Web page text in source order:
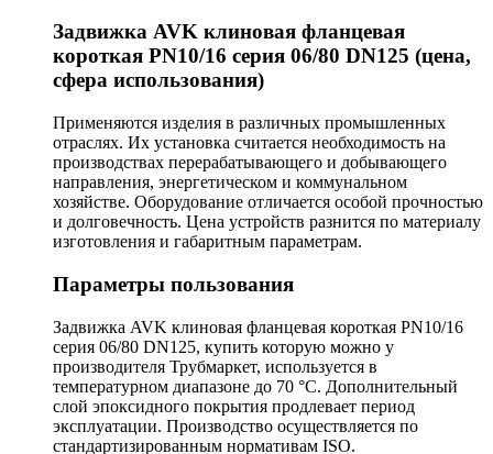
Задвижка AVK клиновая фланцевая
короткая PN10/16 серия 06/80 DN125 (цена,
сфера использования)
Применяются изделия в различных промышленных
отраслях. Их установка считается необходимость на
производствах перерабатывающего и добывающего
направления, энергетическом и коммунальном
хозяйстве. Оборудование отличается особой прочностью
и долговечность. Цена устройств разнится по материалу
изготовления и габаритным параметрам.
Параметры пользования
Задвижка AVK клиновая фланцевая короткая PN10/16
серия 06/80 DN125, купить которую можно у
производителя Трубмаркет, используется в
температурном диапазоне до 70 °С. Дополнительный
слой эпоксидного покрытия продлевает период
эксплуатации. Производство осуществляется по
стандартизированным нормативам ISO.